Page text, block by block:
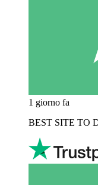
1 giorno fa
BEST SITE TO